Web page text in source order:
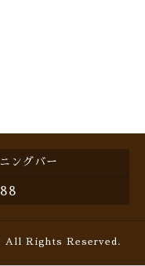
ングバー
All Rights Reserved.